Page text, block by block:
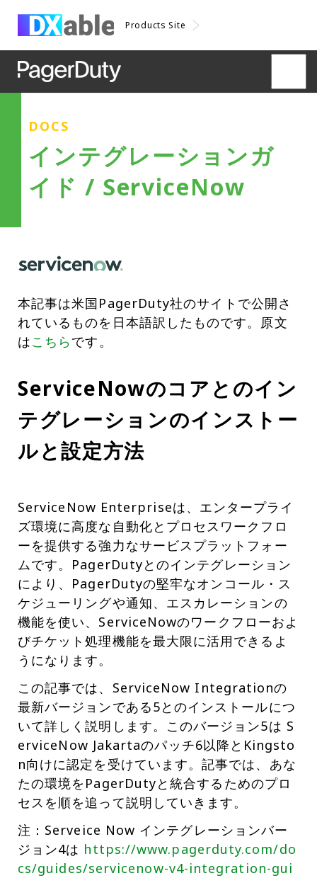
Products Site
DOCS
インテグレーションガ
イド / ServiceNow
本記事は米国PagerDuty社のサイトで公開さ
れているものを日本語訳したものです。原文
はこちらです。
ServiceNowのコアとのイン
テグレーションのインストー
ルと設定方法
ServiceNow Enterpriseは、エンタープライ
ズ環境に高度な自動化とプロセスワークフロ
ーを提供する強力なサービスプラットフォー
ムです。PagerDutyとのインテグレーション
により、PagerDutyの堅牢なオンコール・ス
ケジューリングや通知、エスカレーションの
機能を使い、ServiceNowのワークフローおよ
びチケット処理機能を最大限に活用できるよ
うになります。
この記事では、ServiceNow Integrationの
最新バージョンである5とのインストールにつ
いて詳しく説明します。このバージョン5は S
erviceNow Jakartaのパッチ6以降とKingsto
n向けに認定を受けています。記事では、あな
たの環境をPagerDutyと統合するためのプロ
セスを順を追って説明していきます。
注：Serveice Now インテグレーションバー
ジョン4は https://www.pagerduty.com/do
cs/guides/servicenow-v4-integration-gui